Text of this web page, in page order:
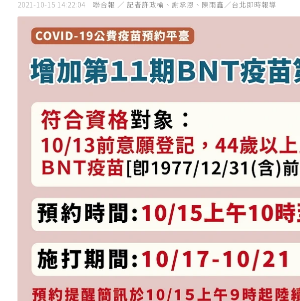
2021-10-15 14:22:04 聯合報 ／ 記者許政榆、謝承恩、陳雨鑫／台北即時報導